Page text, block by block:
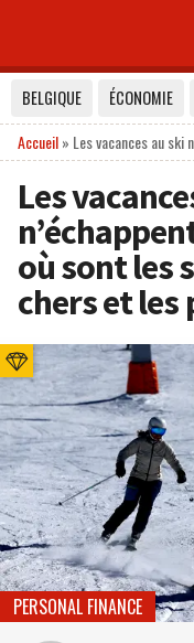
BELGIQUE ÉCONOMIE
Accueil» Les vacances au
Les
où sont les
chers et les
PERSONAL FINANCE